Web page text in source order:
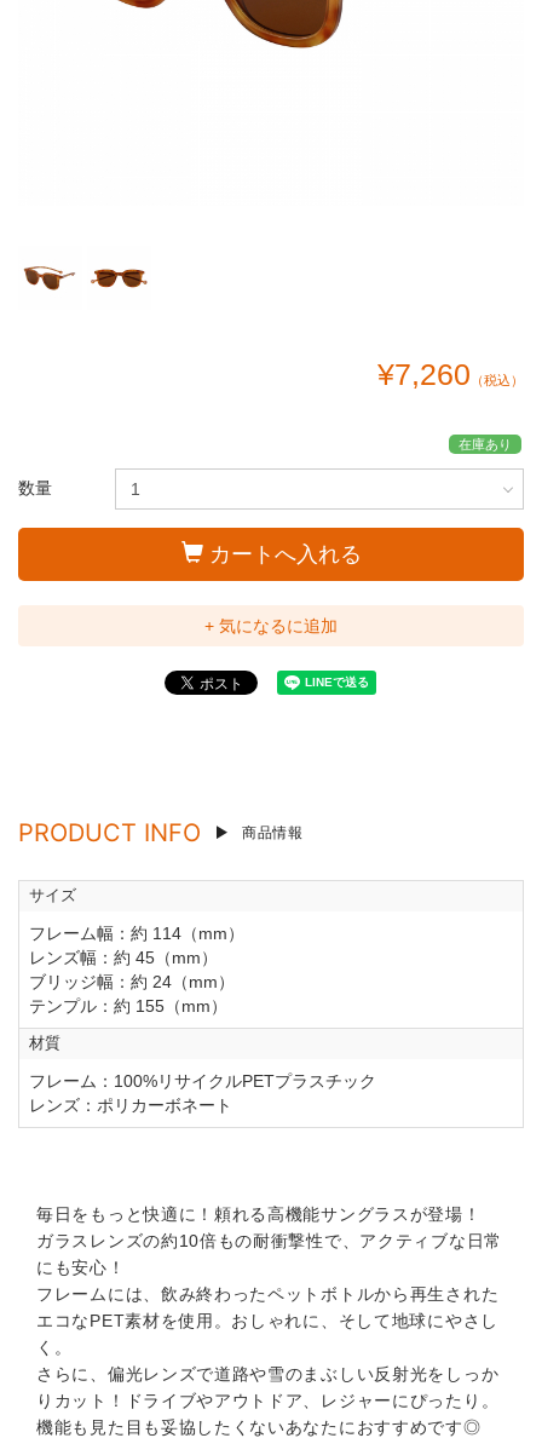
¥7,260 （税込）
在庫あり
数量
カートへ入れる
+ 気になるに追加
PRODUCT INFO 商品情報
サイズ
フレーム幅：約 114（mm）
レンズ幅：約 45（mm）
ブリッジ幅：約 24（mm）
テンプル：約 155（mm）
材質
フレーム：100%リサイクルPETプラスチック
レンズ：ポリカーボネート
毎日をもっと快適に！頼れる高機能サングラスが登場！
ガラスレンズの約10倍もの耐衝撃性で、アクティブな日常
にも安心！
フレームには、飲み終わったペットボトルから再生された
エコなPET素材を使用。おしゃれに、そして地球にやさし
く。
さらに、偏光レンズで道路や雪のまぶしい反射光をしっか
りカット！ドライブやアウトドア、レジャーにぴったり。
機能も見た目も妥協したくないあなたにおすすめです◎